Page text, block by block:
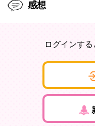
感想
ログインす